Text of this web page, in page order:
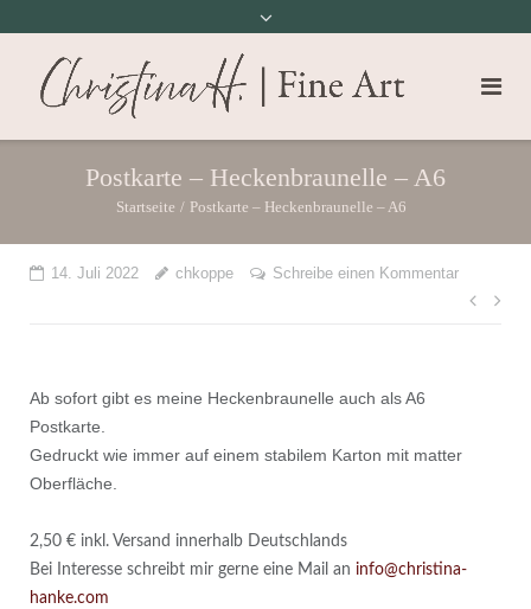
Postkarte – Heckenbraunelle – A6
Startseite / Postkarte – Heckenbraunelle – A6
14. Juli 2022 chkoppe Schreibe einen Kommentar
Ab sofort gibt es meine Heckenbraunelle auch als A6
Postkarte.
Gedruckt wie immer auf einem stabilem Karton mit matter
Oberfläche.
2,50 € inkl. Versand innerhalb Deutschlands
Bei Interesse schreibt mir gerne eine Mail an info@christina-
hanke.com